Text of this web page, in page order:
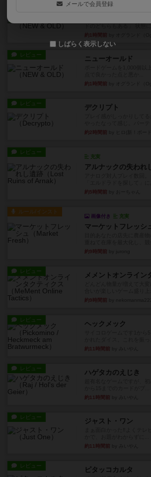
ゲーム終了時に、「オー
約1時間前
レビュー ニューオールド
約1時間前
レビュー デクリプト
約2時間前
レビュー
充実
アルナックの失われ
約5時間前
ルール/インスト
画像付き 充実
マーケットフレッシ
約9時間前
レビュー メメントオンライン
約9時間前
レビュー ヘックメック
約11時間前
レビュー ハゲタカのえじき
約11時間前
レビュー ジャスト・ワン
約11時間前
レビュー ピタッコカルタ
メールで会員登録
しばらく表示しない